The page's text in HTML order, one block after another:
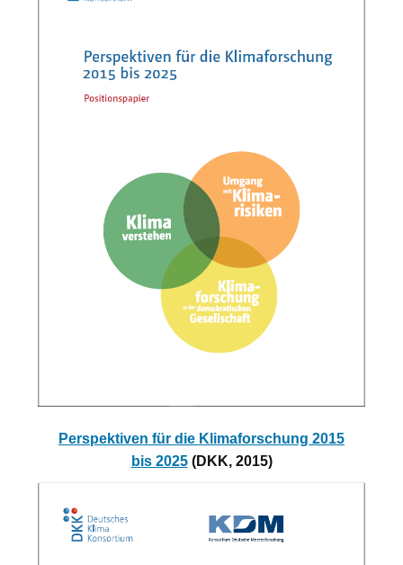
Perspektiven für die Klimaforschung 2015
bis 2025(DKK, 2015)